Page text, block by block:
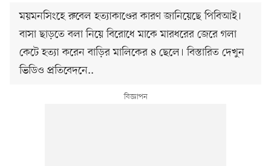
ময়মনসিংহে রুবেল হত্যাকাণ্ডের কারণ জানিয়েছে পিবিআই।
বাসা ছাড়তে বলা নিয়ে বিরোধে মাকে মারধরের জেরে গলা
কেটে হত্যা করেন বাড়ির মালিকের ৪ ছেলে। বিস্তারিত দেখুন
ভিডিও প্রতিবেদনে..